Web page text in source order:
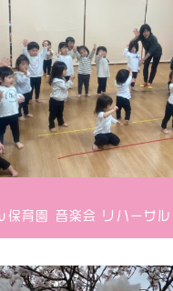
保育園 音楽会 リハーサル